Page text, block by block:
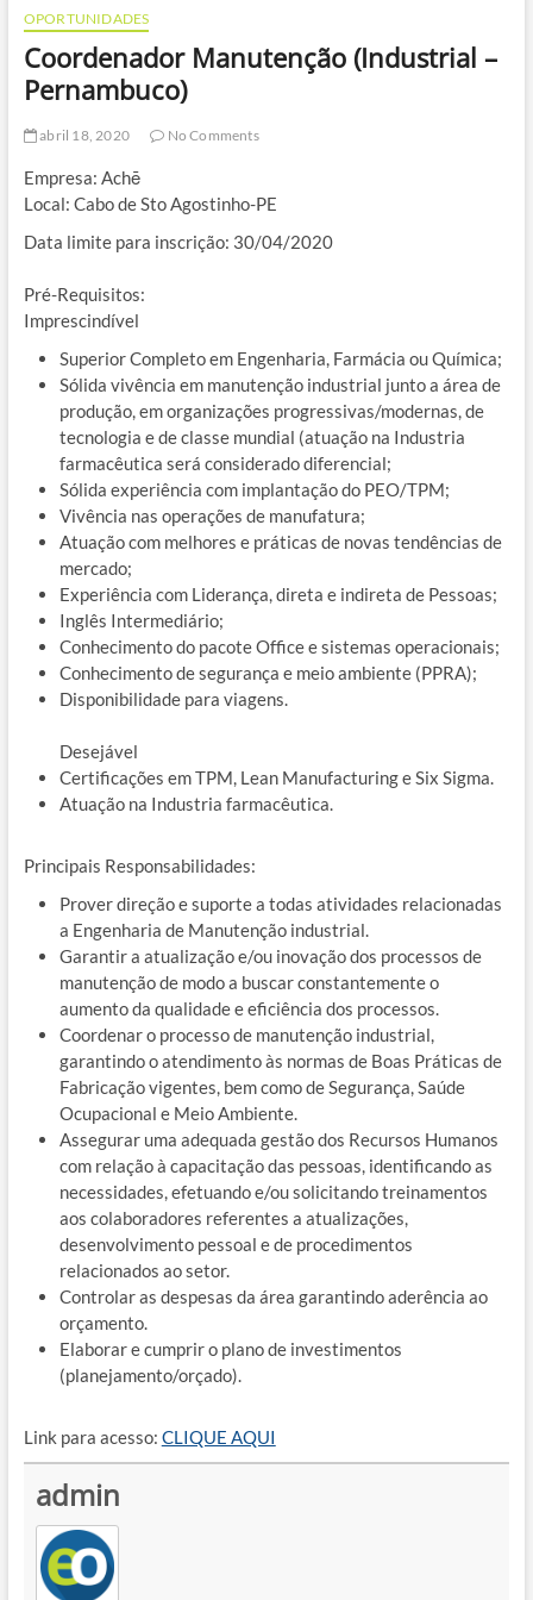
OPORTUNIDADES
Coordenador Manutenção (Industrial –
Pernambuco)
abril 18, 2020 No Comments
Empresa: Achē
Local: Cabo de Sto Agostinho-PE
Data limite para inscrição: 30/04/2020
Pré-Requisitos:
Imprescindível
Superior Completo em Engenharia, Farmácia ou Química;
Sólida vivência em manutenção industrial junto a área de
produção, em organizações progressivas/modernas, de
tecnologia e de classe mundial (atuação na Industria
farmacêutica será considerado diferencial;
Sólida experiência com implantação do PEO/TPM;
Vivência nas operações de manufatura;
Atuação com melhores e práticas de novas tendências de
mercado;
Experiência com Liderança, direta e indireta de Pessoas;
Inglês Intermediário;
Conhecimento do pacote Office e sistemas operacionais;
Conhecimento de segurança e meio ambiente (PPRA);
Disponibilidade para viagens.
Desejável
Certificações em TPM, Lean Manufacturing e Six Sigma.
Atuação na Industria farmacêutica.
Principais Responsabilidades:
Prover direção e suporte a todas atividades relacionadas
a Engenharia de Manutenção industrial.
Garantir a atualização e/ou inovação dos processos de
manutenção de modo a buscar constantemente o
aumento da qualidade e eficiência dos processos.
Coordenar o processo de manutenção industrial,
garantindo o atendimento às normas de Boas Práticas de
Fabricação vigentes, bem como de Segurança, Saúde
Ocupacional e Meio Ambiente.
Assegurar uma adequada gestão dos Recursos Humanos
com relação à capacitação das pessoas, identificando as
necessidades, efetuando e/ou solicitando treinamentos
aos colaboradores referentes a atualizações,
desenvolvimento pessoal e de procedimentos
relacionados ao setor.
Controlar as despesas da área garantindo aderência ao
orçamento.
Elaborar e cumprir o plano de investimentos
(planejamento/orçado).
Link para acesso: CLIQUE AQUI
admin